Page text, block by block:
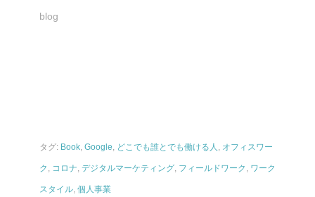
blog
タグ: Book, Google, どこでも誰とでも働ける人 , オフィスワー
ク , コロナ, デジタルマーケティング, フィールドワーク , ワーク
スタイル, 個人事業